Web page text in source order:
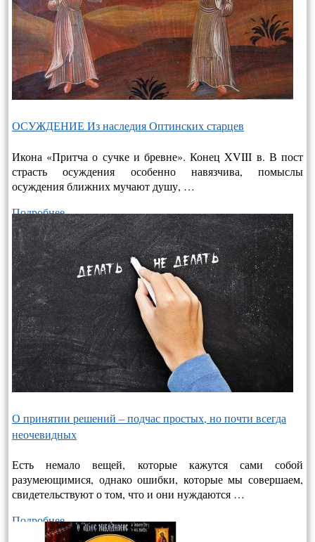
ОСУЖДЕНИЕ Из наследия Оптинских старцев
Икона «Притча о сучке и бревне». Конец XVIII в. В пост
страсть осуждения особенно навязчива, помыслы
осуждения ближних мучают душу, …
Подробнее…
О принятии решений – подчас простых, но почти всегда
неочевидных
Есть немало вещей, которые кажутся сами собой
разумеющимися, однако ошибки, которые мы совершаем,
свидетельствуют о том, что и они нуждаются …
Подробнее…